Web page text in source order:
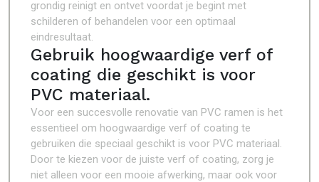
grondig reinigt en ontvet voordat je begint met
schilderen of behandelen voor een optimaal
eindresultaat.
Gebruik hoogwaardige verf of
coating die geschikt is voor
PVC materiaal.
Voor een succesvolle renovatie van PVC ramen is het
essentieel om hoogwaardige verf of coating te
gebruiken die speciaal geschikt is voor PVC materiaal.
Door te kiezen voor de juiste verf of coating, zorg je
niet alleen voor een mooie afwerking, maar ook voor